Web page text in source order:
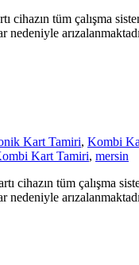
tüm çalışma
nedeniyle
Kart Tamiri, Kombi
Kart Tamiri, mersin
tüm çalışma
nedeniyle